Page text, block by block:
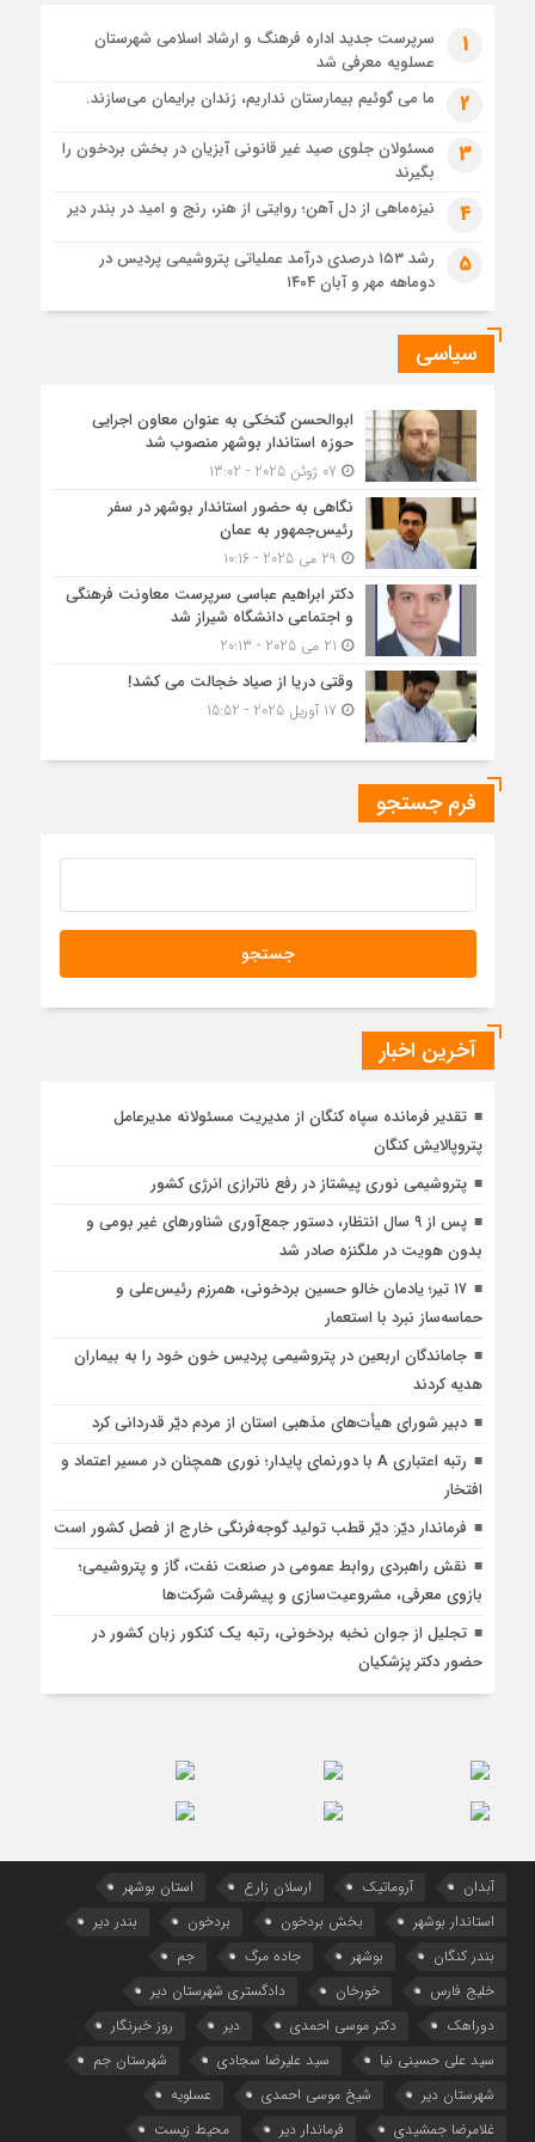
1 ماه قبل
زابل و بندر دیر در فهرست داغ‌ترین نقاط جهان؛ جنوب و شرق ایران
زیر آتش تابستان
1
سرپرست جدید اداره فرهنگ و ارشاد اسلامی شهرستان
عسلویه معرفی شد
2 ما می گوئیم بیمارستان نداریم، زندان برایمان می‌سازند.
3
مسئولان جلوی صید غیر قانونی آبزیان در بخش بردخون را
بگیرند
4 نیزه‌ماهی از دل آهن؛ روایتی از هنر، رنج و امید در بندر دیر
5
رشد ۱۵۳ درصدی درآمد عملیاتی پتروشیمی پردیس در
دوماهه مهر و آبان ۱۴۰۴
سیاسی
ابوالحسن گنخکی به عنوان معاون اجرایی
حوزه استاندار بوشهر منصوب شد
نگاهی به حضور استاندار بوشهر در سفر
رئیس‌جمهور به عمان
دکتر ابراهیم عباسی سرپرست معاونت فرهنگی
و اجتماعی دانشگاه شیراز شد
وقتی دریا از صیاد خجالت می کشد!
فرم جستجو
آخرین اخبار
تقدیر فرمانده سپاه کنگان از مدیریت مسئولانه مدیرعامل
پتروپالایش کنگان
پتروشیمی نوری پیشتاز در رفع ناترازی انرژی کشور
پس از ۹ سال انتظار، دستور جمع‌آوری شناورهای غیر بومی و
بدون هویت در ملگنزه صادر شد
۱۷ تیر؛ یادمان خالو حسین بردخونی، همرزم رئیس‌علی و
حماسه‌ساز نبرد با استعمار
جاماندگان اربعین در پتروشیمی پردیس خون خود را به بیماران
هدیه کردند
دبیر شورای هیأت‌های مذهبی استان از مردم دیّر قدردانی کرد
رتبه اعتباری A با دورنمای پایدار؛ نوری همچنان در مسیر اعتماد و
افتخار
فرماندار دیّر: دیّر قطب تولید گوجه‌فرنگی خارج از فصل کشور است
نقش راهبردی روابط عمومی در صنعت نفت، گاز و پتروشیمی؛
بازوی معرفی، مشروعیت‌سازی و پیشرفت شرکت‌ها
تجلیل از جوان نخبه بردخونی، رتبه‌ یک کنکور زبان کشور در
حضور دکتر پزشکیان
آبدان آروماتیک ارسلان زارع
استان بوشهر
استاندار بوشهر
بخش بردخون بردخون
بندر دیر
بندر کنگان
بوشهر جاده مرگ
جم
خلیج فارس
خورخان
دادگستری شهرستان دیر
دوراهک
دکتر موسی احمدی دیر
روز خبرنگار
سید علی حسینی نیا
سید علیرضا سجادی
شهرستان جم
شهرستان دیر
شیخ موسی احمدی
عسلویه
غلامرضا جمشیدی
فرماندار دیر محیط زیست